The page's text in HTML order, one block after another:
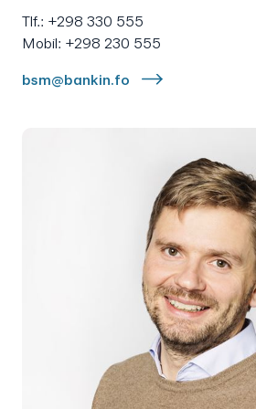
Tlf.: +298 330 555
Mobil: +298 230 555
bsm@bankin.fo